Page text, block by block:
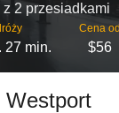
z 2 przesiadkami
27 min.
Cena
$56
Westport